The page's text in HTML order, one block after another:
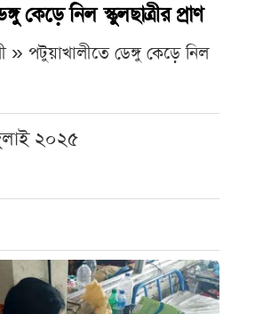
কেড়ে নিল স্কুলছাত্রীর প্রাণ
» পটুয়াখালীতে ডেঙ্গু কেড়ে নিল
২০২৫